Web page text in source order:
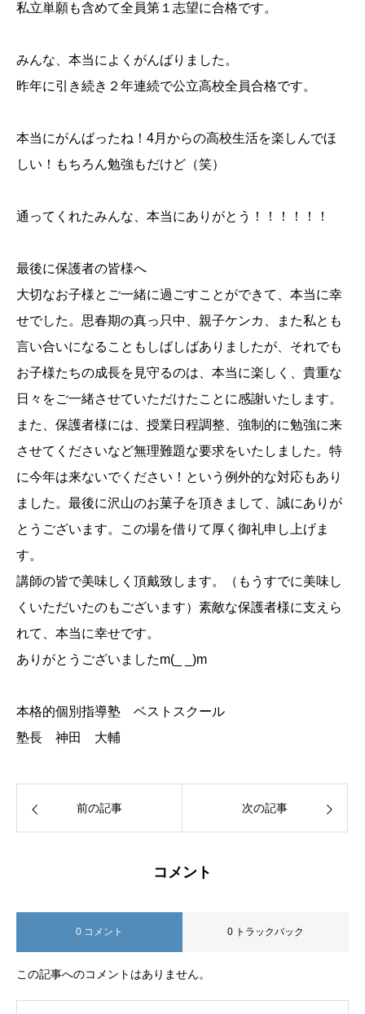
私立単願も含めて全員第１志望に合格です。
みんな、本当によくがんばりました。
昨年に引き続き２年連続で公立高校全員合格です。
本当にがんばったね！4月からの高校生活を楽しんでほ
しい！もちろん勉強もだけど（笑）
通ってくれたみんな、本当にありがとう！！！！！！
最後に保護者の皆様へ
大切なお子様とご一緒に過ごすことができて、本当に幸
せでした。思春期の真っ只中、親子ケンカ、また私とも
言い合いになることもしばしばありましたが、それでも
お子様たちの成長を見守るのは、本当に楽しく、貴重な
日々をご一緒させていただけたことに感謝いたします。
また、保護者様には、授業日程調整、強制的に勉強に来
させてくださいなど無理難題な要求をいたしました。特
に今年は来ないでください！という例外的な対応もあり
ました。最後に沢山のお菓子を頂きまして、誠にありが
とうございます。この場を借りて厚く御礼申し上げま
す。
講師の皆で美味しく頂戴致します。（もうすでに美味し
くいただいたのもございます）素敵な保護者様に支えら
れて、本当に幸せです。
ありがとうございましたm(_ _)m
本格的個別指導塾 ベストスクール
塾長 神田 大輔
前の記事 次の記事
コメント
0 コメント 0 トラックバック
この記事へのコメントはありません。